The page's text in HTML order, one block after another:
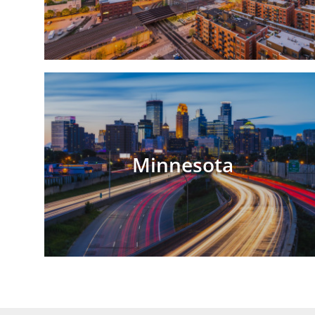
Minnesota